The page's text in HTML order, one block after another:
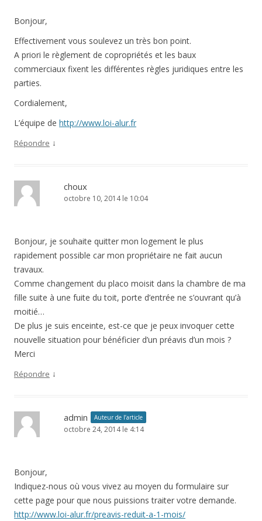
Bonjour,
Effectivement vous soulevez un très bon point.
A priori le règlement de copropriétés et les baux
commerciaux fixent les différentes règles juridiques entre les
parties.
Cordialement,
L’équipe de http://www.loi-alur.fr
Répondre ↓
choux
octobre 10, 2014 le 10:04
Bonjour, je souhaite quitter mon logement le plus
rapidement possible car mon propriétaire ne fait aucun
travaux.
Comme changement du placo moisit dans la chambre de ma
fille suite à une fuite du toit, porte d’entrée ne s’ouvrant qu’à
moitié…
De plus je suis enceinte, est-ce que je peux invoquer cette
nouvelle situation pour bénéficier d’un préavis d’un mois ?
Merci
Répondre ↓
admin Auteur de l’article
octobre 24, 2014 le 4:14
Bonjour,
Indiquez-nous où vous vivez au moyen du formulaire sur
cette page pour que nous puissions traiter votre demande.
http://www.loi-alur.fr/preavis-reduit-a-1-mois/